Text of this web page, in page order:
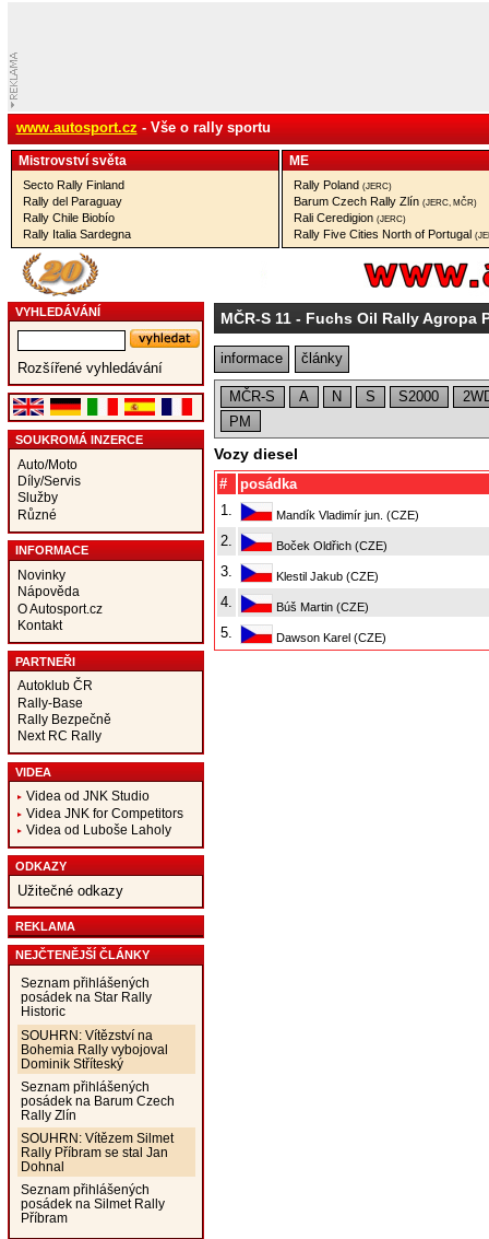
www.autosport.cz - Vše o rally sportu
Mistrovství­ světa
Secto Rally Finland
Rally del Paraguay
Rally Chile Biobío
Rally Italia Sardegna
ME
Rally Poland (JERC)
Barum Czech Rally Zlín (JERC, MČR)
Rali Ceredigion (JERC)
Rally Five Cities North of Portugal
VYHLEDÁVÁNÍ
Rozšířené vyhledávání
SOUKROMÁ INZERCE
Auto/Moto
Díly/Servis
Služby
Různé
INFORMACE
Novinky
Nápověda
O Autosport.cz
Kontakt
PARTNEŘI
Autoklub ČR
Rally-Base
Rally Bezpečně
Next RC Rally
VIDEA
Videa od JNK Studio
Videa JNK for Competitors
Videa od Luboše Laholy
ODKAZY
Užitečné odkazy
REKLAMA
NEJČTENĚJŠÍ ČLÁNKY
Seznam přihlášených
posádek na Star Rally
Historic
SOUHRN: Vítězství na
Bohemia Rally vybojoval
Dominik Stříteský
Seznam přihlášených
posádek na Barum Czech
Rally Zlín
SOUHRN: Vítězem Silmet
Rally Příbram se stal Jan
Dohnal
Seznam přihlášených
posádek na Silmet Rally
Příbram
MČR-S 11- Fuchs Oil Rally Agropa
informace články
MČR-S A N S S2000
PM
Vozy diesel
#
posádka
1.
Mandík Vladimír jun. (CZE)
2. Boček Oldřich (CZE)
3. Klestil Jakub (CZE)
4. Búš Martin (CZE)
5. Dawson Karel (CZE)